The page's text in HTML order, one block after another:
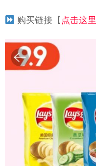
购买链接【 点击这里